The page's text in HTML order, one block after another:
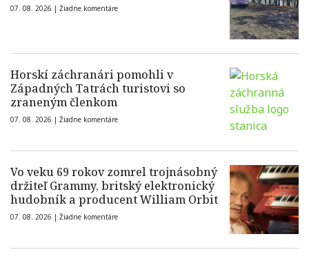
07. 08. 2026 | Žiadne komentáre
Horskí záchranári pomohli v
Západných Tatrách turistovi so
zraneným členkom
07. 08. 2026 | Žiadne komentáre
Vo veku 69 rokov zomrel trojnásobný
držiteľ Grammy, britský elektronický
hudobník a producent William Orbit
07. 08. 2026 | Žiadne komentáre